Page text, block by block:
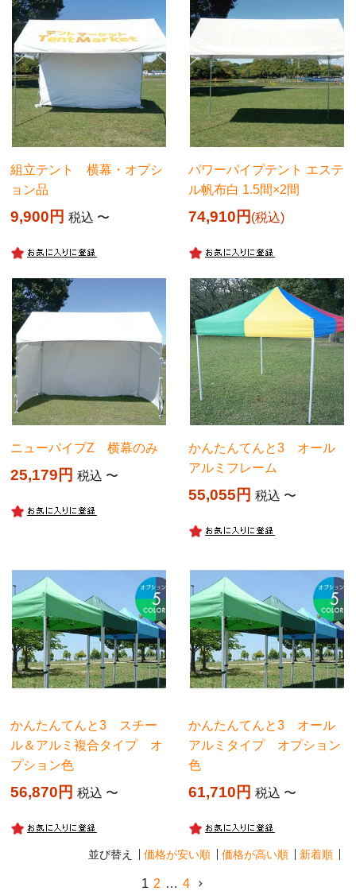
組立テント 横幕・オプシ
ョン品
9,900 税込 〜
パワーパイプテント エステ
ル帆布白 1.5間×2間
74,910 税込
ニューパイプZ 横幕のみ
25,179 税込 〜
かんたんてんと3 オール
アルミフレーム
55,055 税込 〜
かんたんてんと3 スチー
ル＆アルミ複合タイプ オ
プション色
56,870 税込 〜
かんたんてんと3 オール
アルミタイプ オプション
色
61,710 税込 〜
並び替え 価格が安い順 価格が高い順 新着順
1 2 … 4